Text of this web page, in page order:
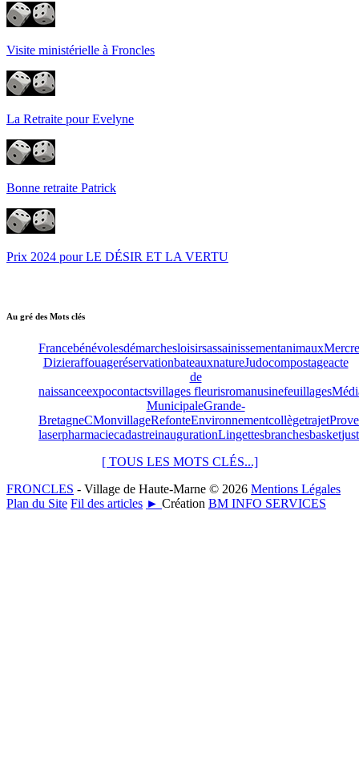
Visite ministérielle à Froncles
La Retraite pour Evelyne
Bonne retraite Patrick
Prix 2024 pour LE DÉSIR ET LA VERTU
Au gré des Mots clés
Francebénévolesdémarchesloisirsassainissementanimaux
DizieraffouageréservationbateauxnatureJudocompostageacte
de
naissanceexpocontactsvillages fleurisromanusinefeuillages
MunicipaleGrande-
BretagneCMonvillageRefonteEnvironnementcollègetrajet
laserpharmaciecadastreinaugurationLingettesbranchesbasket
[ TOUS LES MOTS CLÉS...]
FRONCLES - Village de Haute-Marne © 2026 Mentions Légales
Plan du Site Fil des articles ► Création BM INFO SERVICES